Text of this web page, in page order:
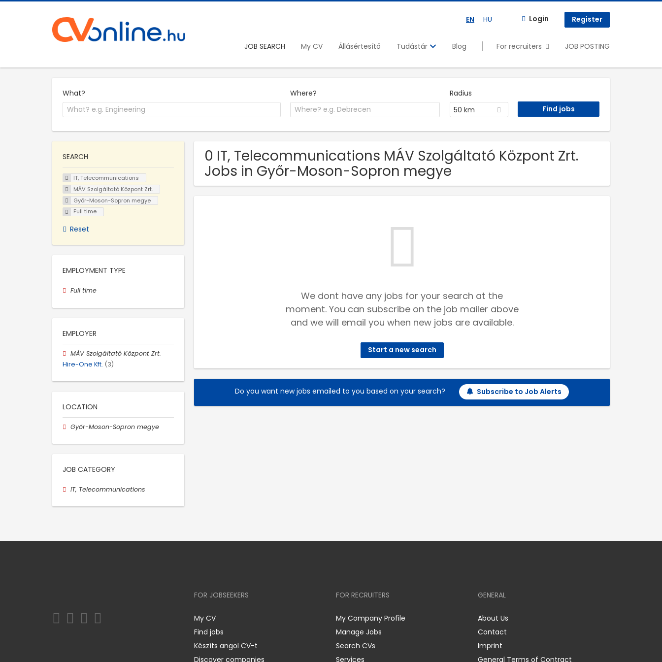
EN HU Login Register
JOB SEARCH My CV Állásértesítő Tudástár Blog For recruiters JOB POSTING
What? Where?
Radius
50 km
0 IT, Telecommunications MÁV Szolgáltató Központ Zrt.
Jobs in Győr-Moson-Sopron megye
We dont have any jobs for your search at the
moment. You can subscribe on the job mailer above
and we will email you when new jobs are available.
Start a new search
Do you want new jobs emailed to you based on your search? Subscribe to Job Alerts
SEARCH
IT, Telecommunications
MÁV Szolgáltató Központ Zrt.
Győr-Moson-Sopron megye
Full time
Reset
EMPLOYMENT TYPE
Full time
EMPLOYER
MÁV Szolgáltató Központ Zrt.
Hire-One Kft. (3)
LOCATION
Győr-Moson-Sopron megye
JOB CATEGORY
IT, Telecommunications
FOR JOBSEEKERS
My CV
Find jobs
Készíts angol CV-t
Discover companies
FOR RECRUITERS
My Company Profile
Manage Jobs
Search CVs
Services
GENERAL
About Us
Contact
Imprint
General Terms of Contract